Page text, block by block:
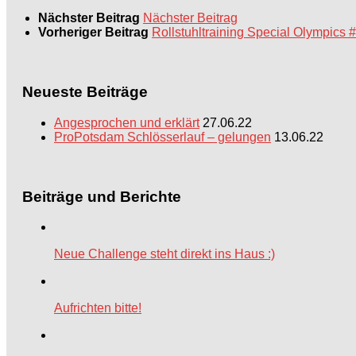
Nächster Beitrag Nächster Beitrag
Vorheriger Beitrag Rollstuhltraining Special Olympics
Neueste Beiträge
Angesprochen und erklärt 27.06.22
ProPotsdam Schlösserlauf – gelungen 13.06.22
Beiträge und Berichte
Neue Challenge steht direkt ins Haus :)
Aufrichten bitte!